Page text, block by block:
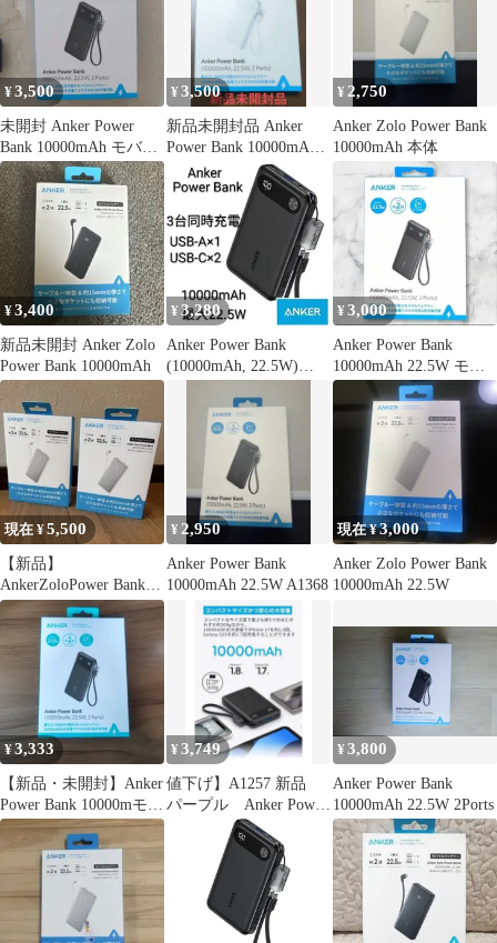
¥3,500
未開封 Anker Power
Bank 10000mAh モバイ
ルバッテリー
¥3,500
新品未開封品 Anker
Power Bank 10000mAh
22.5W
¥ 2,750
Anker Zolo Power Bank
10000mAh 本体
¥3,400
新品未開封 Anker Zolo
Power Bank 10000mAh
¥ 3,280
Anker Power Bank
(10000mAh, 22.5W)
¥3,000
Anker Power Bank
10000mAh 22.5W モバ
イルバッテリ
現在 ¥5,500
【新品】
AnkerZoloPower Bank
10000mAhホワイト2個
¥2,950
Anker Power Bank
10000mAh 22.5W A1368
現在 ¥3,000
Anker Zolo Power Bank
10000mAh 22.5W
¥3,333
【新品・未開封】Anker
Power Bank 10000mモバ
イルバッテリー
¥3,749
値下げ】A1257 新品
パープル Anker Power
Bank 1000
¥3,800
Anker Power Bank
10000mAh 22.5W 2Ports